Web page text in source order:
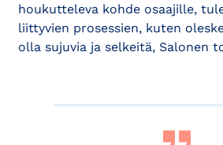
houkutteleva kohde osaajille,
liittyvien prosessien, kuten
olla sujuvia ja selkeitä, Salonen